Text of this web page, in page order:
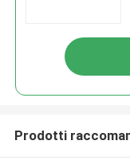
Prodotti